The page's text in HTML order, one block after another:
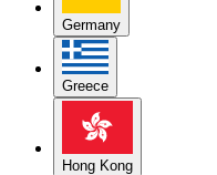
Germany
Greece
Hong Kong